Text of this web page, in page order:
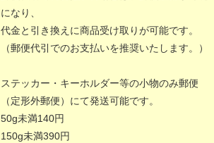
になり、
代金と引き換えに商品受け取りが可能です。
（郵便代引でのお支払いを推奨いたします。）
ステッカー・キーホルダー等の小物のみ郵便
（定形外郵便）にて発送可能です。
50g未満140円
150g未満390円